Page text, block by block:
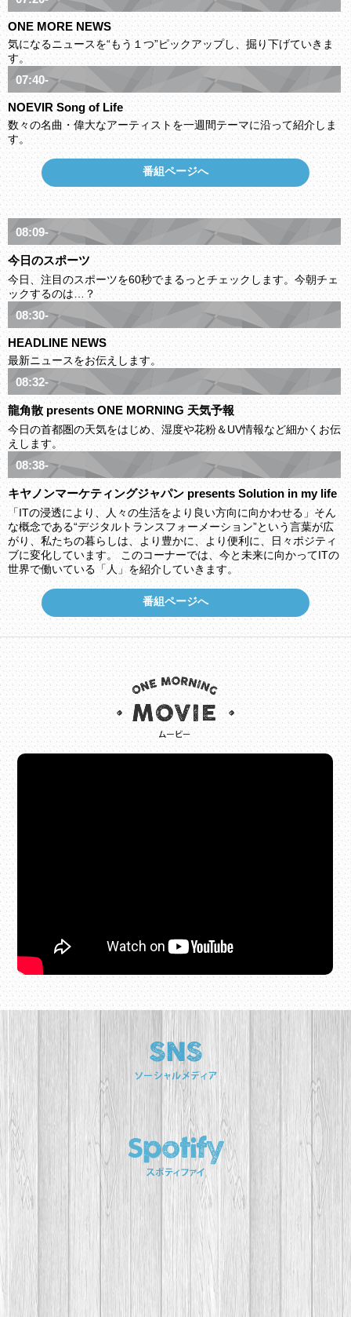
ONE MORE NEWS
気になるニュースを“もう１つ”ピックアップし、掘り下げていきま
す。
07:40-
NOEVIR Song of Life
数々の名曲・偉大なアーティストを一週間テーマに沿って紹介しま
す。
番組ページへ
08:09-
今日のスポーツ
今日、注目のスポーツを60秒でまるっとチェックします。今朝チェ
ックするのは…？
08:30-
HEADLINE NEWS
最新ニュースをお伝えします。
08:32-
龍角散 presents ONE MORNING 天気予報
今日の首都圏の天気をはじめ、湿度や花粉＆UV情報など細かくお伝
えします。
08:38-
キヤノンマーケティングジャパン presents Solution in my life
「ITの浸透により、人々の生活をより良い方向に向かわせる」そん
な概念である“デジタルトランスフォーメーション”という言葉が広
がり、私たちの暮らしは、より豊かに、より便利に、日々ポジティ
ブに変化しています。 このコーナーでは、今と未来に向かってITの
世界で働いている「人」を紹介していきます。
番組ページへ